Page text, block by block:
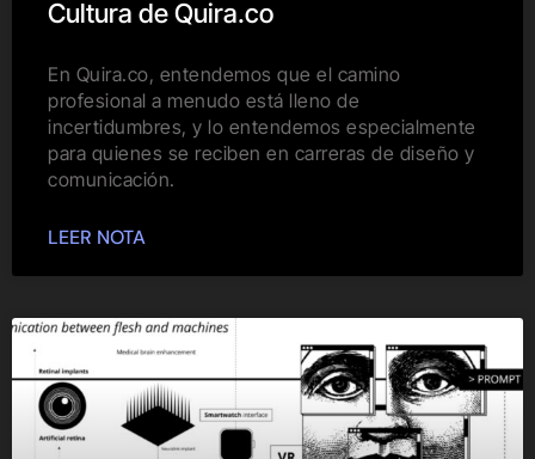
Cultura de Quira.co
En Quira.co, entendemos que el camino
profesional a menudo está lleno de
incertidumbres, y lo entendemos especialmente
para quienes se reciben en carreras de diseño y
comunicación.
LEER NOTA